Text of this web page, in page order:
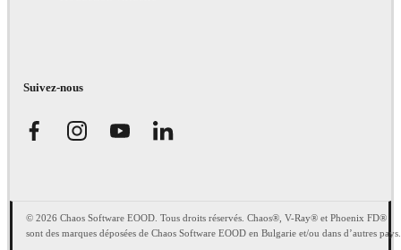
Suivez-nous
© 2026 Chaos Software EOOD. Tous droits réservés. Chaos®, V-Ray® et Phoenix FD®
sont des marques déposées de Chaos Software EOOD en Bulgarie et/ou dans d’autres pays.